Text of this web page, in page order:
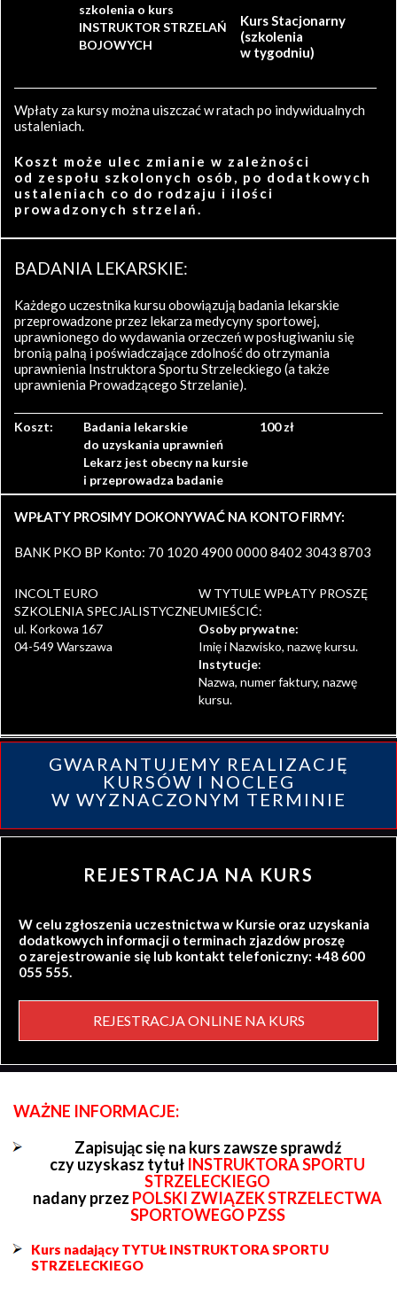
szkolenia o kurs
INSTRUKTOR STRZELAŃ
BOJOWYCH
Kurs Stacjonarny
(szkolenia
w tygodniu)
Wpłaty za kursy można uiszczać w ratach po indywidualnych
ustaleniach.
Koszt może ulec zmianie w zależności
od zespołu szkolonych osób, po dodatkowych
ustaleniach co do rodzaju i ilości
prowadzonych strzelań.
BADANIA LEKARSKIE:
Każdego uczestnika kursu obowiązują badania lekarskie
przeprowadzone przez lekarza medycyny sportowej,
uprawnionego do wydawania orzeczeń w posługiwaniu się
bronią palną i poświadczające zdolność do otrzymania
uprawnienia Instruktora Sportu Strzeleckiego (a także
uprawnienia Prowadzącego Strzelanie).
Koszt:
Badania lekarskie
do uzyskania uprawnień
Lekarz jest obecny na kursie
i przeprowadza badanie
100 zł
WPŁATY PROSIMY DOKONYWAĆ NA KONTO FIRMY:
BANK PKO BP Konto: 70 1020 4900 0000 8402 3043 8703
INCOLT EURO
SZKOLENIA SPECJALISTYCZNE
ul. Korkowa 167
04-549 Warszawa
W TYTULE WPŁATY PROSZĘ
UMIEŚCIĆ:
Osoby prywatne:
Imię i Nazwisko, nazwę kursu.
Instytucje:
Nazwa, numer faktury, nazwę
kursu.
GWARANTUJEMY REALIZACJĘ
KURSÓW I NOCLEG
W WYZNACZONYM TERMINIE
REJESTRACJA NA KURS
W celu zgłoszenia uczestnictwa w Kursie oraz uzyskania
dodatkowych informacji o terminach zjazdów proszę
o zarejestrowanie się lub kontakt telefoniczny: +48 600
055 555.
REJESTRACJA ONLINE NA KURS
WAŻNE INFORMACJE:
Zapisując się na kurs zawsze sprawdź
czy uzyskasz tytuł INSTRUKTORA SPORTU
STRZELECKIEGO
nadany przez POLSKI ZWIĄZEK STRZELECTWA
SPORTOWEGO PZSS
Kurs nadający TYTUŁ INSTRUKTORA SPORTU
STRZELECKIEGO